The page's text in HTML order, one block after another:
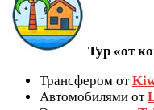
Тур «от
Трансфером от
Автомобилями от